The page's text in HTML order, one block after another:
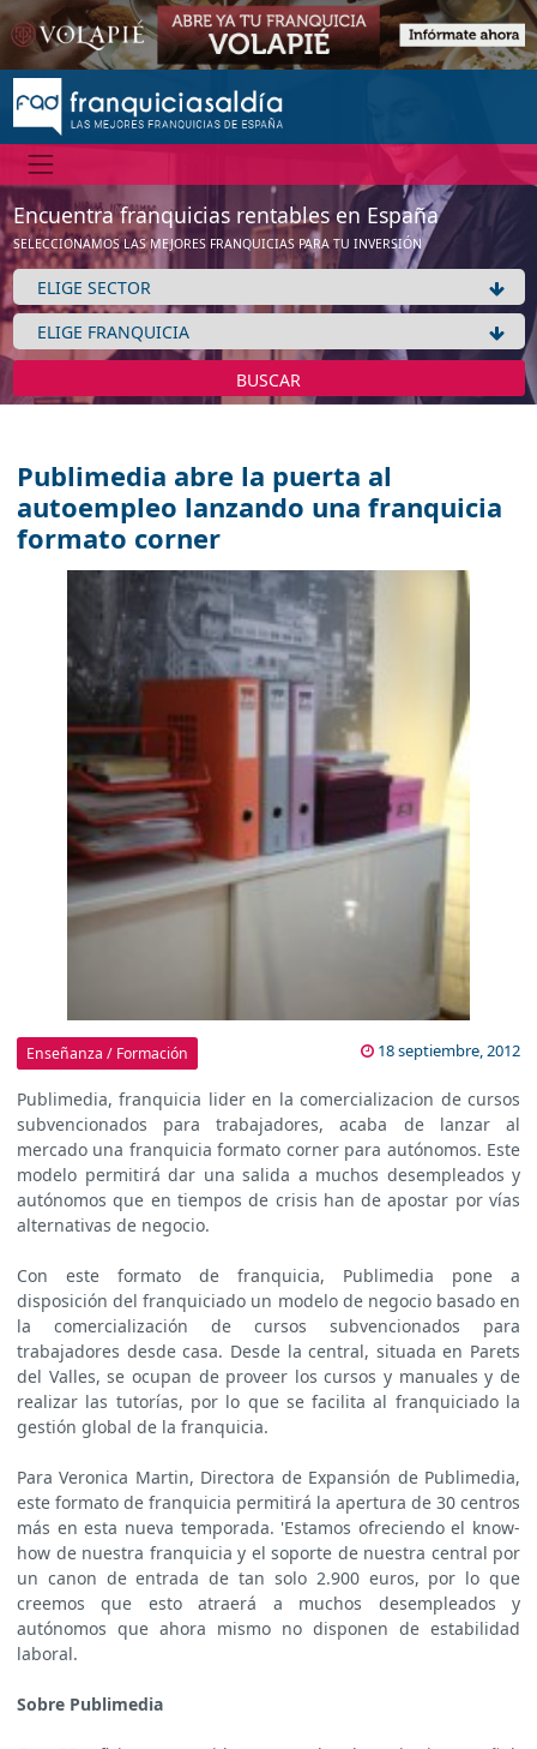
Encuentra franquicias rentables en España
SELECCIONAMOS LAS MEJORES FRANQUICIAS PARA TU INVERSIÓN
BUSCAR
Publimedia abre la puerta al
autoempleo lanzando una franquicia
formato corner
Enseñanza / Formación 18 septiembre, 2012
Publimedia, franquicia lider en la comercializacion de cursos
subvencionados para trabajadores, acaba de lanzar al
mercado una franquicia formato corner para autónomos. Este
modelo permitirá dar una salida a muchos desempleados y
autónomos que en tiempos de crisis han de apostar por vías
alternativas de negocio.
Con este formato de franquicia, Publimedia pone a
disposición del franquiciado un modelo de negocio basado en
la comercialización de cursos subvencionados para
trabajadores desde casa. Desde la central, situada en Parets
del Valles, se ocupan de proveer los cursos y manuales y de
realizar las tutorías, por lo que se facilita al franquiciado la
gestión global de la franquicia.
Para Veronica Martin, Directora de Expansión de Publimedia,
este formato de franquicia permitirá la apertura de 30 centros
más en esta nueva temporada. 'Estamos ofreciendo el know-
how de nuestra franquicia y el soporte de nuestra central por
un canon de entrada de tan solo 2.900 euros, por lo que
creemos que esto atraerá a muchos desempleados y
autónomos que ahora mismo no disponen de estabilidad
laboral.
Sobre Publimedia